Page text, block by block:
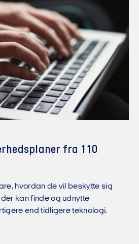
fra 110
hvordan de vil beskytte sig
kan finde og udnytte
end tidligere teknologi.